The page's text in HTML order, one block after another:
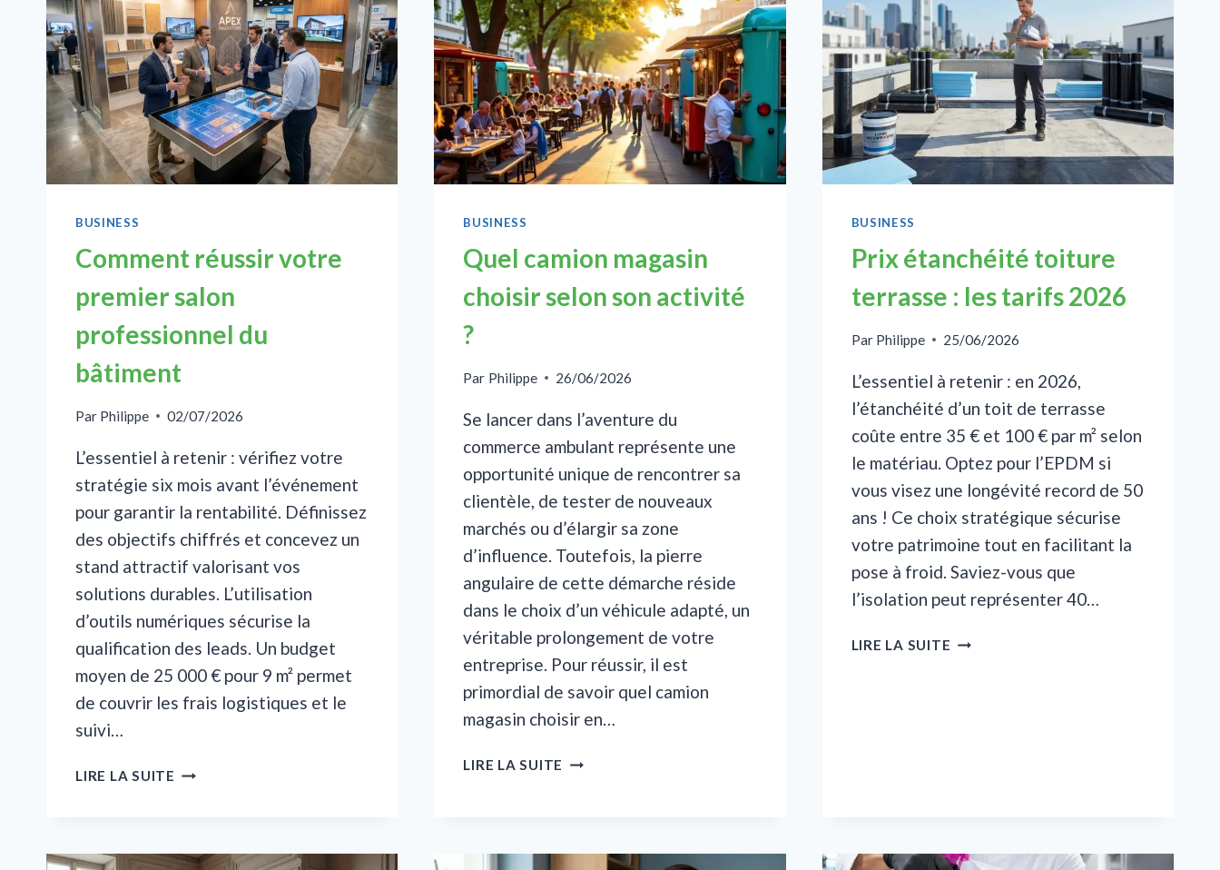
BUSINESS
Comment réussir votre
premier salon
professionnel du
bâtiment
Par Philippe 02/07/2026
L’essentiel à retenir : vérifiez votre
stratégie six mois avant l’événement
pour garantir la rentabilité. Définissez
des objectifs chiffrés et concevez un
stand attractif valorisant vos
solutions durables. L’utilisation
d’outils numériques sécurise la
qualification des leads. Un budget
moyen de 25 000 € pour 9 m² permet
de couvrir les frais logistiques et le
suivi…
LIRE LA SUITE COMMENT
SALON
BUSINESS
Quel camion magasin
choisir selon son activité
?
Par Philippe 26/06/2026
Se lancer dans l’aventure du
commerce ambulant représente une
opportunité unique de rencontrer sa
clientèle, de tester de nouveaux
marchés ou d’élargir sa zone
d’influence. Toutefois, la pierre
angulaire de cette démarche réside
dans le choix d’un véhicule adapté, un
véritable prolongement de votre
entreprise. Pour réussir, il est
primordial de savoir quel camion
magasin choisir en…
LIRE LA SUITE QUEL
BUSINESS
Prix étanchéité toiture
terrasse : les tarifs 2026
Par Philippe 25/06/2026
L’essentiel à retenir : en 2026,
l’étanchéité d’un toit de terrasse
coûte entre 35 € et 100 € par m² selon
le matériau. Optez pour l’EPDM si
vous visez une longévité record de 50
ans ! Ce choix stratégique sécurise
votre patrimoine tout en facilitant la
pose à froid. Saviez-vous que
l’isolation peut représenter 40…
LIRE LA SUITE PRIX